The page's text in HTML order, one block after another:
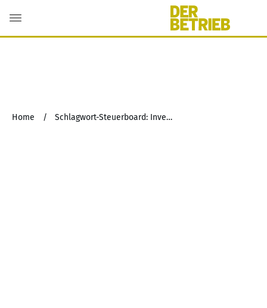
Home / Schlagwort-Steuerboard: Investition in Gold